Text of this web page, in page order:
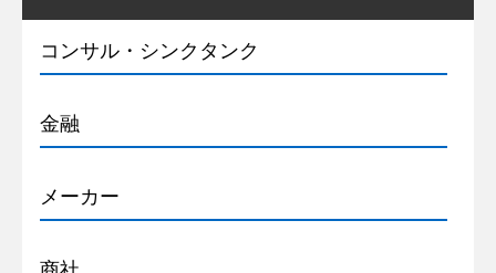
コンサル・シンクタンク
金融
メーカー